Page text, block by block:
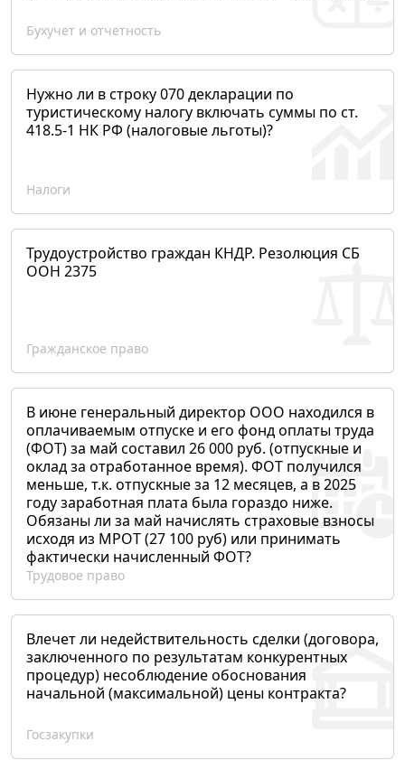
Бухучет и отчетность
Нужно ли в строку 070 декларации по
туристическому налогу включать суммы по ст.
418.5-1 НК РФ (налоговые льготы)?
Налоги
Трудоустройство граждан КНДР. Резолюция СБ
ООН 2375
Гражданское право
В июне генеральный директор ООО находился в
оплачиваемым отпуске и его фонд оплаты труда
(ФОТ) за май составил 26 000 руб. (отпускные и
оклад за отработанное время). ФОТ получился
меньше, т.к. отпускные за 12 месяцев, а в 2025
году заработная плата была гораздо ниже.
Обязаны ли за май начислять страховые взносы
исходя из МРОТ (27 100 руб) или принимать
фактически начисленный ФОТ?
Трудовое право
Влечет ли недействительность сделки (договора,
заключенного по результатам конкурентных
процедур) несоблюдение обоснования
начальной (максимальной) цены контракта?
Госзакупки